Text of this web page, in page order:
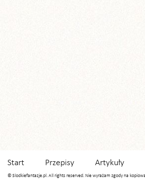
Start Przepisy Artykuły
© Slodkiefantazje.pl. All rights reserved. Nie wyrażam zgody na